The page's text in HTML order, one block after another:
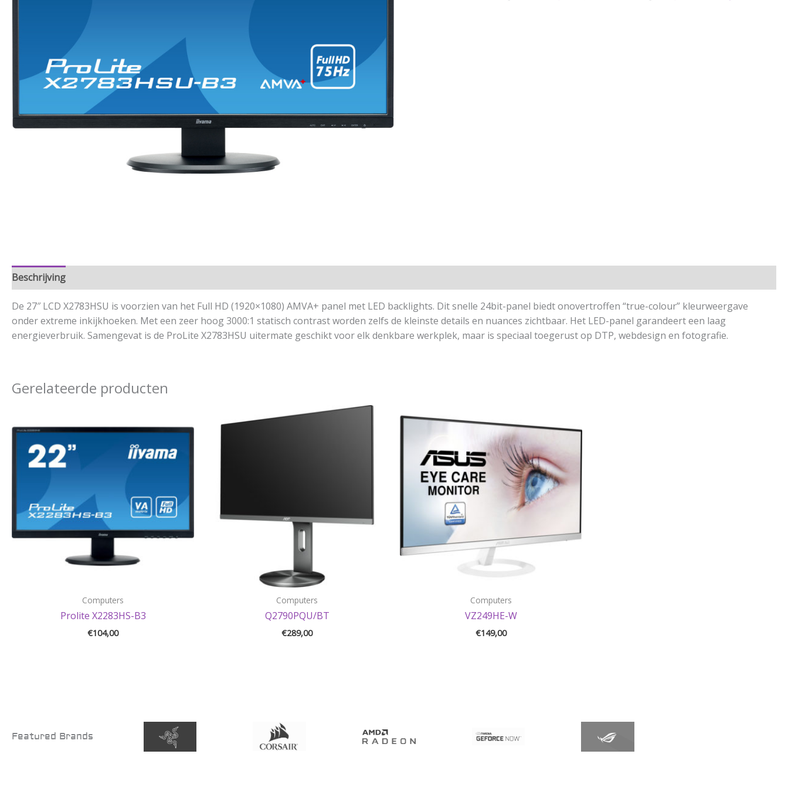
Beschrijving
De 27″ LCD X2783HSU is voorzien van het Full HD (1920×1080) AMVA+ panel met LED backlights. Dit snelle 24bit-panel biedt onovertroffen “true-colour” kleurweergave
onder extreme inkijkhoeken. Met een zeer hoog 3000:1 statisch contrast worden zelfs de kleinste details en nuances zichtbaar. Het LED-panel garandeert een laag
energieverbruik. Samengevat is de ProLite X2783HSU uitermate geschikt voor elk denkbare werkplek, maar is speciaal toegerust op DTP, webdesign en fotografie.
Gerelateerde producten
Computers
Prolite X2283HS-B3
€104,00
Computers
Q2790PQU/BT
€289,00
Computers
VZ249HE-W
€149,00
Featured Brands